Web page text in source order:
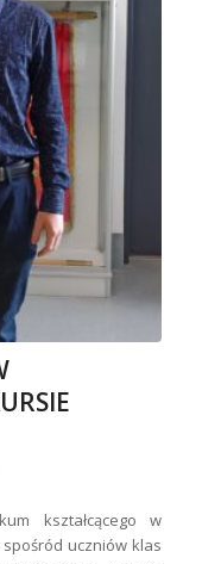
kształcącego w
uczniów klas